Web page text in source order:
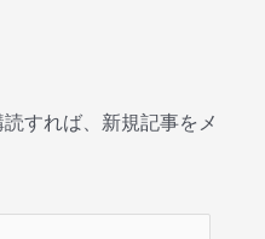
すれば、新規記事をメ